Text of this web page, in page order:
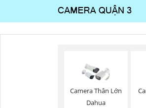
Camera Thân Lớn
Dahua